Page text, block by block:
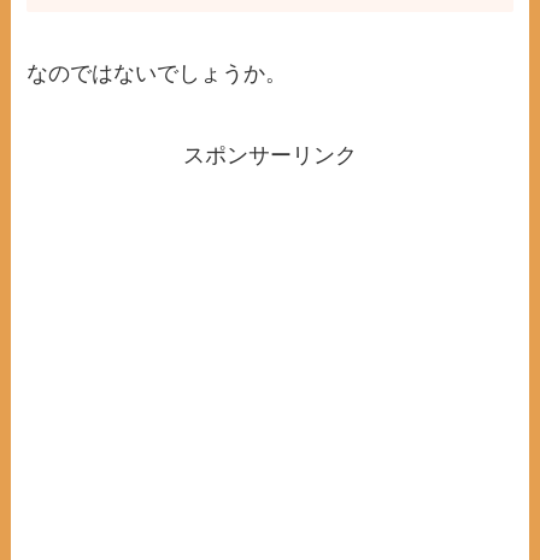
なのではないでしょうか。
スポンサーリンク